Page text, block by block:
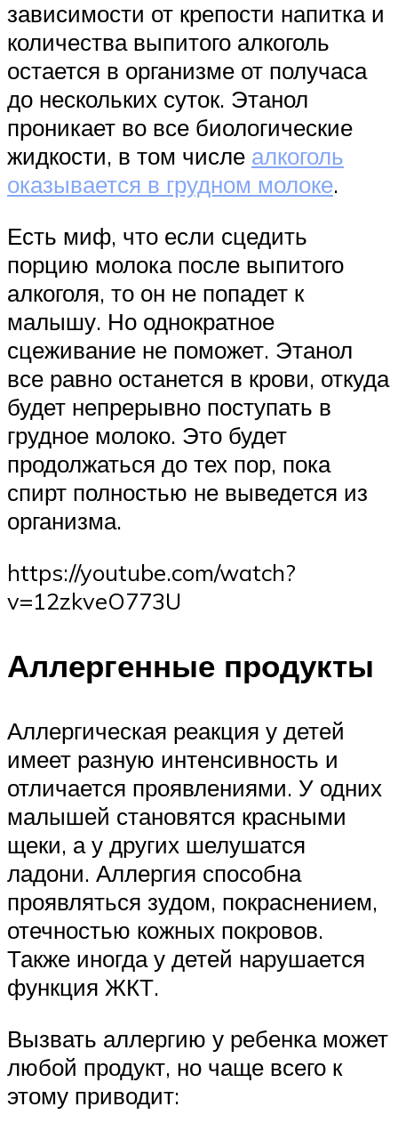
зависимости от крепости напитка и
количества выпитого алкоголь
остается в организме от получаса
до нескольких суток. Этанол
проникает во все биологические
жидкости, в том числе алкоголь
оказывается в грудном молоке.
Есть миф, что если сцедить
порцию молока после выпитого
алкоголя, то он не попадет к
малышу. Но однократное
сцеживание не поможет. Этанол
все равно останется в крови, откуда
будет непрерывно поступать в
грудное молоко. Это будет
продолжаться до тех пор, пока
спирт полностью не выведется из
организма.
https://youtube.com/watch?
v=12zkveO773U
Аллергенные продукты
Аллергическая реакция у детей
имеет разную интенсивность и
отличается проявлениями. У одних
малышей становятся красными
щеки, а у других шелушатся
ладони. Аллергия способна
проявляться зудом, покраснением,
отечностью кожных покровов.
Также иногда у детей нарушается
функция ЖКТ.
Вызвать аллергию у ребенка может
любой продукт, но чаще всего к
этому приводит: